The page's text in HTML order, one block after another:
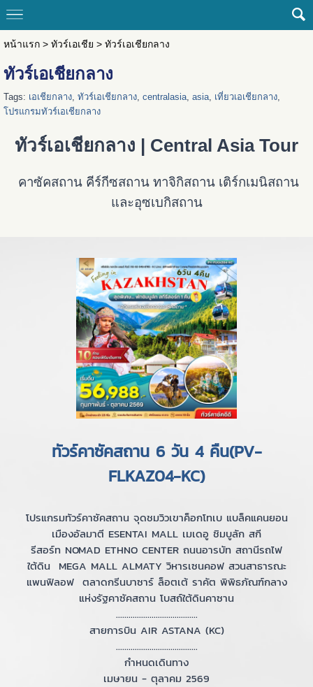
หน้าแรก> ทัวร์เอเชีย > ทัวร์เอเชียกลาง
ทัวร์เอเชียกลาง
Tags: เอเชียกลาง, ทัวร์เอเชียกลาง, centralasia, asia, เที่ยวเอเชียกลาง,
โปรแกรมทัวร์เอเชียกลาง
ทัวร์เอเชียกลาง | Central Asia Tour
คาซัคสถาน คีร์กีซสถาน ทาจิกิสถาน เติร์กเมนิสถาน
และอุซเบกิสถาน
ทัวร์คาซัคสถาน 6 วัน 4 คืน(PV-
FLKAZ04-KC)
โปรแกรมทัวร์คาซัคสถาน จุดชมวิวเขาค็อกโทเบ แบล็คแคนยอน
เมืองอัลมาตี ESENTAI MALL เมเดอู ชิมบูลัก สกี
รีสอร์ท NOMAD ETHNO CENTER ถนนอารบัท สถานีรถไฟ
ใต้ดิน MEGA MALL ALMATY วิหารเซนคอฟ สวนสาธารณะ
แพนฟิลอฟ ตลาดกรีนบาซาร์ ล็อตเต้ ราคัต พิพิธภัณฑ์กลาง
แห่งรัฐคาซัคสถาน โบสถ์ใต้ดินคาซาน
.......................................
สายการบิน AIR ASTANA (KC)
.......................................
กำหนดเดินทาง
เมษายน - ตุลาคม 2569